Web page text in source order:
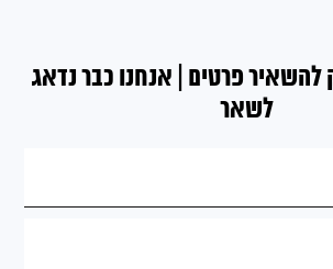
להשאיר פרטים | אנחנו כבר נדאג
לשאר